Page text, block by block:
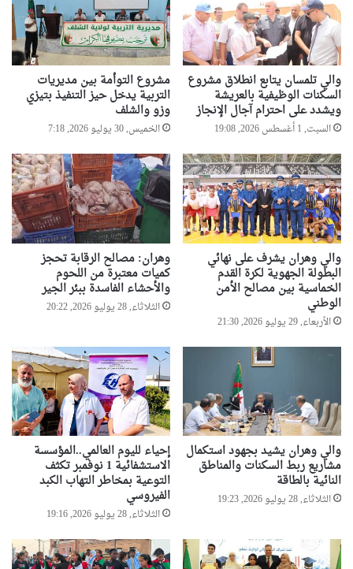
والي تلمسان يتابع انطلاق مشروع
السكنات الوظيفية بالعريشة
ويشدد على احترام آجال الإنجاز
السبت, 1 أغسطس 2026, 19:08
مشروع التوأمة بين مديريات
التربية يدخل حيز التنفيذ بتيزي
وزو والشلف
الخميس, 30 يوليو 2026, 7:18
والي وهران يشرف على نهائي
البطولة الجهوية لكرة القدم
الخماسية بين مصالح الأمن
الوطني
الأربعاء, 29 يوليو 2026, 21:30
وهران: مصالح الرقابة تحجز
كميات معتبرة من اللحوم
والأحشاء الفاسدة ببئر الجير
الثلاثاء, 28 يوليو 2026, 20:22
والي وهران يشيد بجهود استكمال
مشاريع ربط السكنات والمناطق
النائية بالطاقة
الثلاثاء, 28 يوليو 2026, 19:23
إحياء لليوم العالمي..المؤسسة
الاستشفائية 1 نوفمبر تكثف
التوعية بمخاطر التهاب الكبد
الفيروسي
الثلاثاء, 28 يوليو 2026, 19:16